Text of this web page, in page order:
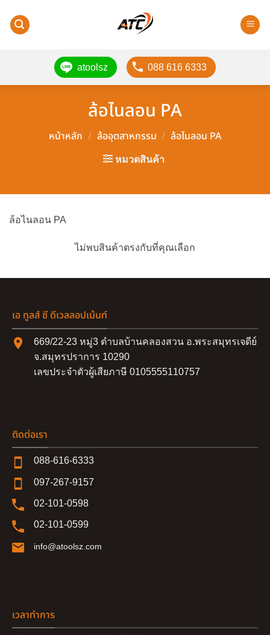
atoolsz
088 616 6333
ล้อไนลอน PA
หน้าหลัก / ล้ออุตสาหกรรม / ล้อไนลอน PA
หมวดสินค้า
ล้อไนลอน PA
ไม่พบสินค้าตรงกับที่คุณเลือก
เอ ทูลส์ ซี ดีเวลลอปเม้นท์
669/22-23 หมู่3 ตำบลบ้านคลองสวน อ.พระสมุทรเจดีย์
จ.สมุทรปราการ 10290
เลขประจำตัวผู้เสียภาษี 0105555110757
ติดต่อเรา
088-616-6333
097-267-9157
02-101-0598
02-101-0599
info@atoolsz.com
เวลาทำการ